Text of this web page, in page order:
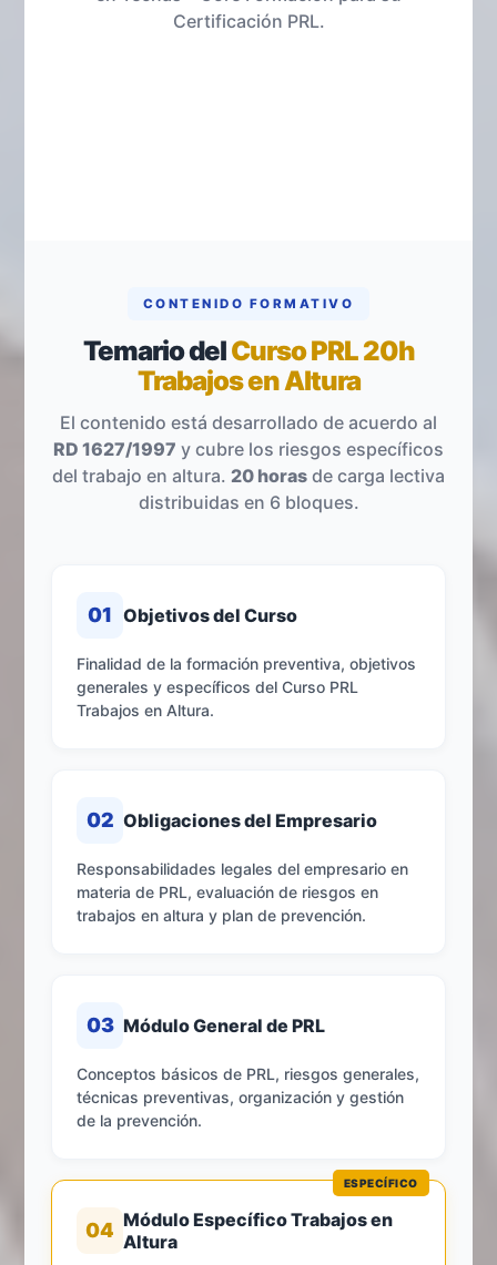
Certificación PRL.
CONTENIDO FORMATIVO
Temario delCurso PRL 20h
Trabajos en Altura
El contenido está desarrollado de acuerdo al
RD 1627/1997 y cubre los riesgos específicos
del trabajo en altura. 20 horas de carga lectiva
distribuidas en 6 bloques.
01 Objetivos del Curso
Finalidad de la formación preventiva, objetivos
generales y específicos del Curso PRL
Trabajos en Altura.
02 Obligaciones del Empresario
Responsabilidades legales del empresario en
materia de PRL, evaluación de riesgos en
trabajos en altura y plan de prevención.
03 Módulo General de PRL
Conceptos básicos de PRL, riesgos generales,
técnicas preventivas, organización y gestión
de la prevención.
ESPECÍFICO
04 Módulo Específico Trabajos en
Altura